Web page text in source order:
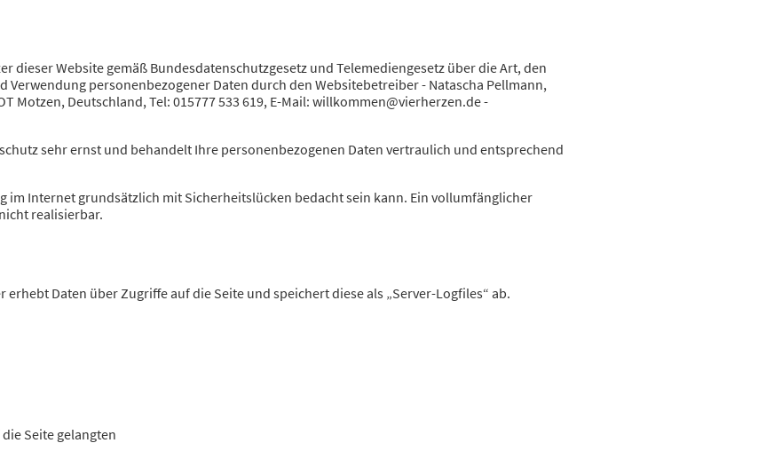
dieser Website gemäß Bundesdatenschutzgesetz und Telemediengesetz über die Art, den
Verwendung personenbezogener Daten durch den Websitebetreiber - Natascha Pellmann,
Motzen, Deutschland, Tel: 015777 533 619, E-Mail: willkommen@vierherzen.de -
sehr ernst und behandelt Ihre personenbezogenen Daten vertraulich und entsprechend
im Internet grundsätzlich mit Sicherheitslücken bedacht sein kann. Ein vollumfänglicher
realisierbar.
Daten über Zugriffe auf die Seite und speichert diese als „Server-Logfiles“ ab.
Seite gelangten